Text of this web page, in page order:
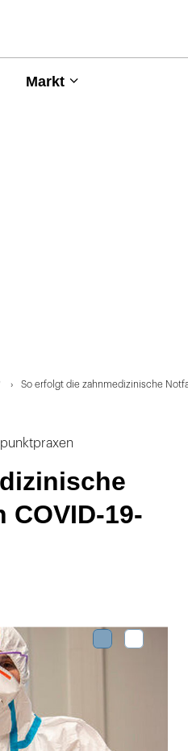
Markt
So erfolgt die zahnmedizinische
19-